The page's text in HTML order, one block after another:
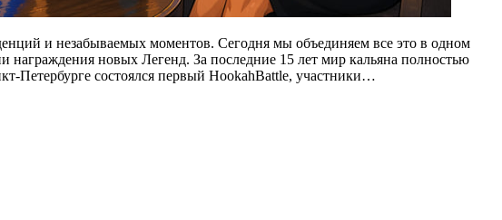
и незабываемых моментов. Сегодня мы объединяем все это в одном
награждения новых Легенд. За последние 15 лет мир кальяна полностью
Петербурге состоялся первый HookahBattle, участники…